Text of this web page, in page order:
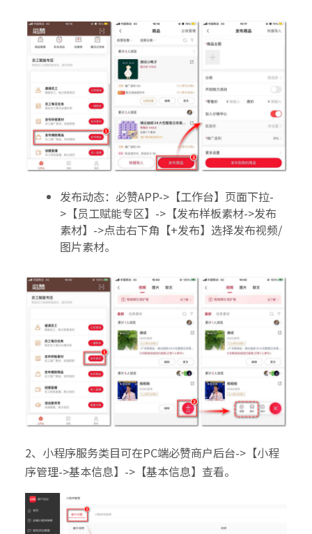
发布动态：必赞APP->【工作台】页面下拉-
>【员工赋能专区】->【发布样板素材->发布
素材】->点击右下角【+发布】选择发布视频/
图片素材。
2、小程序服务类目可在PC端必赞商户后台->【小程
序管理->基本信息】->【基本信息】查看。